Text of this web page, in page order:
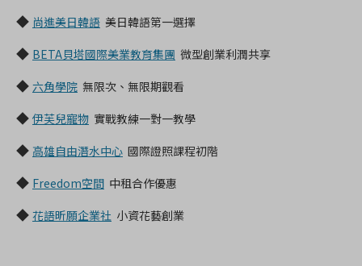
◆ 尚進美日韓語 美日韓語第一選擇
◆ BETA貝塔國際美業教育集團 微型創業利潤共享
◆ 六角學院 無限次、無限期觀看
◆ 伊芙兒寵物 實戰教練一對一教學
◆ 高雄自由潛水中心 國際證照課程初階
◆ Freedom空間 中租合作優惠
◆ 花語昕願企業社 小資花藝創業